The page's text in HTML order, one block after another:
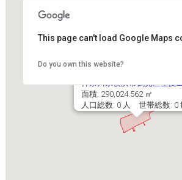
神奈川県横浜市鶴見区生麦
面積: 290,024.562 ㎡
人口総数: 0 人 世帯総数: 0
This page can't load Google Maps
Do you own this website?